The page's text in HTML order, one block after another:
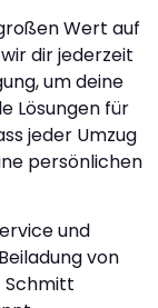
Wert auf
dir jederzeit
um deine
Lösungen für
jeder Umzug
persönlichen
und
von
Schmitt